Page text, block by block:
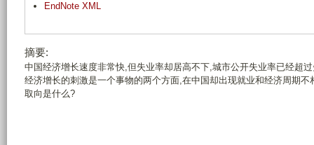
EndNote XML
摘要:
中国经济增长速度非常快,但失业率却居高不下,城市公开失业率已经超
经济增长的刺激是一个事物的两个方面,在中国却出现就业和经济周期
取向是什么?